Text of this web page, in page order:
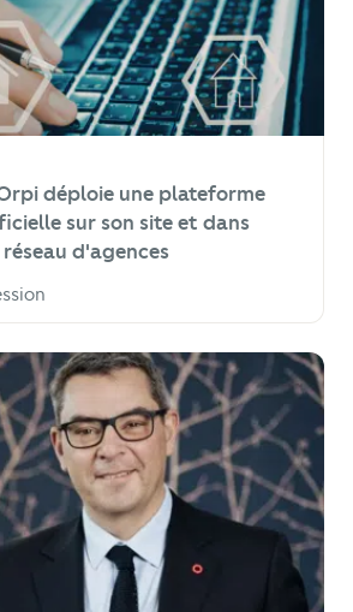
déploie une plateforme
sur son site et dans
d'agences